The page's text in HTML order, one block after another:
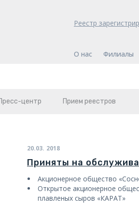
Реестр
О нас Филиалы
центр Прием реестров
20.03. 2018
Приняты на
Акционерное общество
Открытое акционерное
плавленых сыров «КАРАТ»